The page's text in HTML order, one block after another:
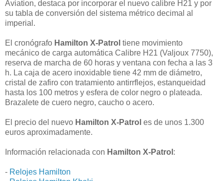
Aviation, destaca por incorporar el nuevo calibre H21 y por
su tabla de conversión del sistema métrico decimal al
imperial.
El cronógrafo Hamilton X-Patrol tiene movimiento
mecánico de carga automática Calibre H21 (Valjoux 7750),
reserva de marcha de 60 horas y ventana con fecha a las 3
h. La caja de acero inoxidable tiene 42 mm de diámetro,
cristal de zafiro con tratamiento antirrflejos, estanqueidad
hasta los 100 metros y esfera de color negro o plateada.
Brazalete de cuero negro, caucho o acero.
El precio del nuevo Hamilton X-Patrol es de unos 1.300
euros aproximadamente.
Información relacionada con Hamilton X-Patrol :
- Relojes Hamilton